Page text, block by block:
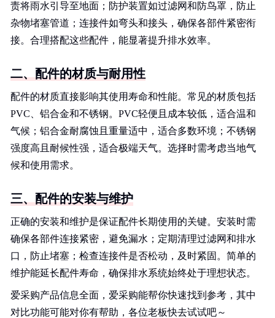
责将雨水引导至地面；防护装置如过滤网和防鸟罩，防止
杂物堵塞管道；连接件如弯头和接头，确保各部件紧密衔
接。合理搭配这些配件，能显著提升排水效率。
二、配件的材质与耐用性
配件的材质直接影响其使用寿命和性能。常见的材质包括
PVC、铝合金和不锈钢。PVC轻便且成本较低，适合温和
气候；铝合金耐腐蚀且重量适中，适合多数环境；不锈钢
强度高且耐候性强，适合极端天气。选择时需考虑当地气
候和使用需求。
三、配件的安装与维护
正确的安装和维护是保证配件长期使用的关键。安装时需
确保各部件连接紧密，避免漏水；定期清理过滤网和排水
口，防止堵塞；检查连接件是否松动，及时紧固。简单的
维护能延长配件寿命，确保排水系统始终处于理想状态。
爱采购产品信息全面，爱采购能帮你快速找到参考，其中
对比功能可能对你有帮助，各位老板快去试试吧～